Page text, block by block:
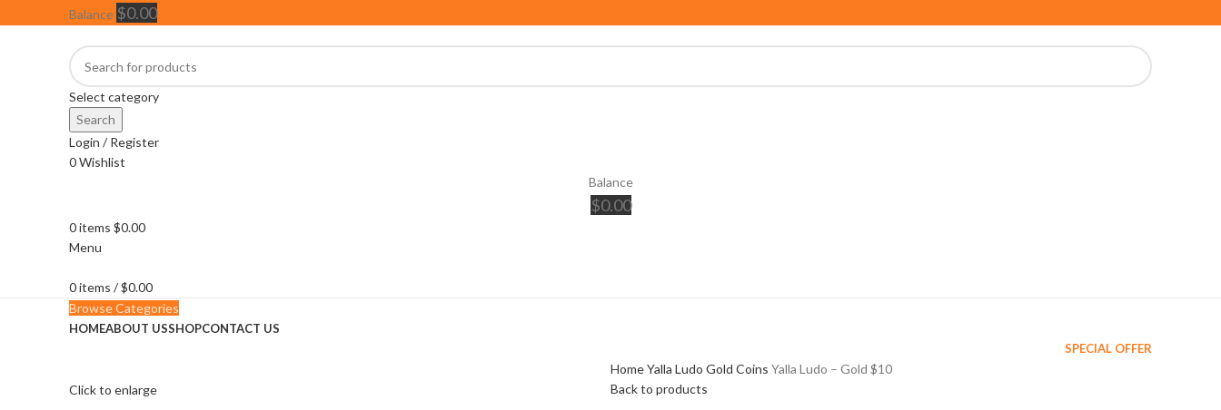
Balance $0.00
Select category
Search
Login / Register
0Wishlist
Balance
$0.00
0items $0.00
Menu
0items /$0.00
Browse Categories
HOMEABOUT USSHOPCONTACT US
SPECIAL OFFER
Click to enlarge
HomeYalla Ludo Gold Coins Yalla Ludo – Gold $10
Back to products